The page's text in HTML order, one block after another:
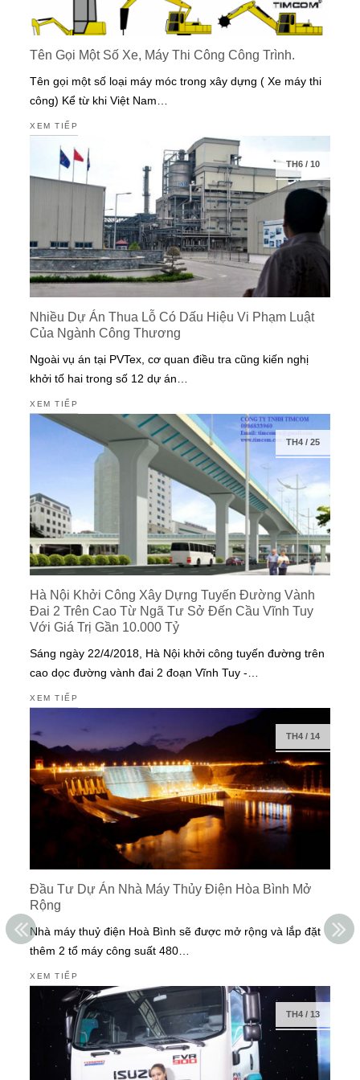
Tên Gọi Một Số Xe, Máy Thi Công Công Trình.
Tên gọi một số loại máy móc trong xây dựng ( Xe máy thi
công) Kể từ khi Việt Nam…
XEM TIẾP
TH6/ 10
Nhiều Dự Án Thua Lỗ Có Dấu Hiệu Vi Phạm Luật
Của Ngành Công Thương
Ngoài vụ án tại PVTex, cơ quan điều tra cũng kiến nghị
khởi tố hai trong số 12 dự án…
XEM TIẾP
TH4/ 25
Hà Nội Khởi Công Xây Dựng Tuyến Đường Vành
Đai 2 Trên Cao Từ Ngã Tư Sở Đến Cầu Vĩnh Tuy
Với Giá Trị Gần 10.000 Tỷ
Sáng ngày 22/4/2018, Hà Nội khởi công tuyến đường trên
cao dọc đường vành đai 2 đoạn Vĩnh Tuy -…
XEM TIẾP
TH4/ 14
Đầu Tư Dự Án Nhà Máy Thủy Điện Hòa Bình Mở
Rộng
Nhà máy thuỷ điện Hoà Bình sẽ được mở rộng và lắp đặt
thêm 2 tổ máy công suất 480…
XEM TIẾP
TH4/ 13